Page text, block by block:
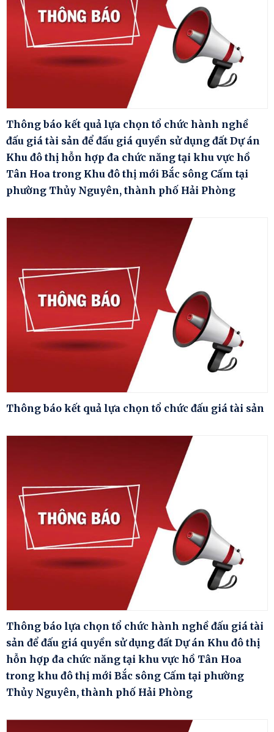
Thông báo kết quả lựa chọn tổ chức hành nghề
đấu giá tài sản để đấu giá quyền sử dụng đất Dự án
Khu đô thị hỗn hợp đa chức năng tại khu vực hồ
Tân Hoa trong Khu đô thị mới Bắc sông Cấm tại
phường Thủy Nguyên, thành phố Hải Phòng
Thông báo kết quả lựa chọn tổ chức đấu giá tài sản
Thông báo lựa chọn tổ chức hành nghề đấu giá tài
sản để đấu giá quyền sử dụng đất Dự án Khu đô thị
hỗn hợp đa chức năng tại khu vực hồ Tân Hoa
trong khu đô thị mới Bắc sông Cấm tại phường
Thủy Nguyên, thành phố Hải Phòng